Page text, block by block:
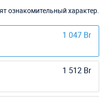
ознакомительный характер.
1 047 Br
1 512 Br